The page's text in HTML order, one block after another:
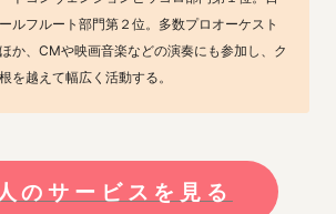
ルフルート部門第２位。多数プロオーケスト
か、CMや映画音楽などの演奏にも参加し、ク
を越えて幅広く活動する。
のサービスを見る